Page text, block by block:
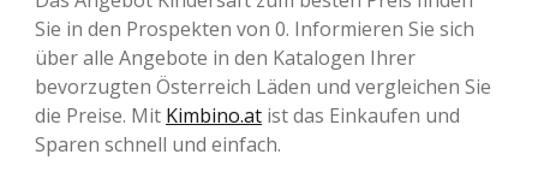
Sie in den Prospekten von 0. Informieren Sie sich
über alle Angebote in den Katalogen Ihrer
bevorzugten Österreich Läden und vergleichen Sie
die Preise. Mit Kimbino.at ist das Einkaufen und
Sparen schnell und einfach.